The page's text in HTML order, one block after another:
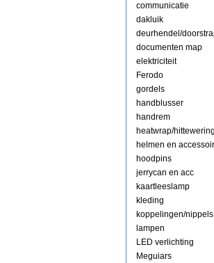
communicatie
dakluik
deurhendel/
documenten map
elektriciteit
Ferodo
gordels
handblusser
handrem
heatwrap/hittewering
helmen en
hoodpins
jerrycan en acc
kaartleeslamp
kleding
koppelingen/nippels
lampen
LED verlichting
Meguiars